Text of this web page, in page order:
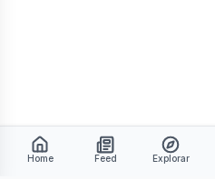
Home Feed Explorar